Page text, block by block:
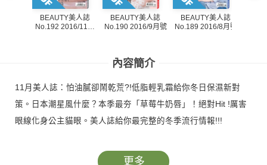
BEAUTY美人誌
No.192 2016/11月
BEAUTY美人誌
No.190 2016/9月號
BEAUTY美人誌
No.189 2016/8月號
內容簡介
11月美人誌：怕油膩卻鬧乾荒?!低脂輕乳霜給你冬日保濕新對
策。日本潮星風什麼？本季最夯「草莓牛奶唇」！絕對Hit !厲害
眼線化身公主貓眼。美人誌給你最完整的冬季流行情報!!!
更多